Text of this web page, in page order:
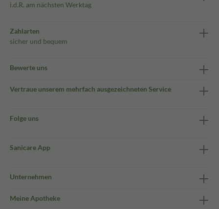
i.d.R. am nächsten Werktag
Zahlarten
sicher und bequem
Bewerte uns
Vertraue unserem mehrfach ausgezeichneten Service
Folge uns
Sanicare App
Unternehmen
Meine Apotheke